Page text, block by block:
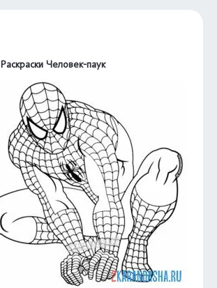
Раскраски Человек-паук